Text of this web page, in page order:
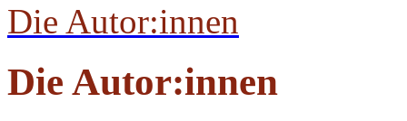
Die Autor:innen
Die Autor:innen